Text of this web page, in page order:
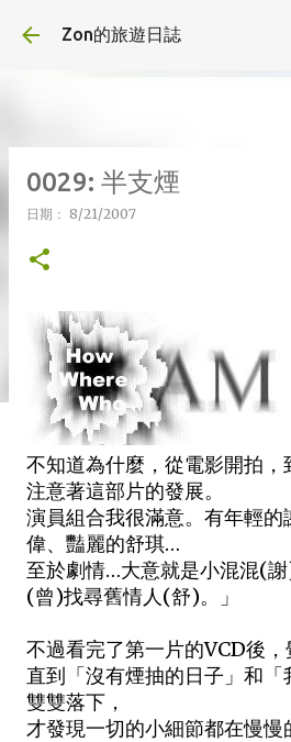
Zon的旅遊日誌
0029: 半支煙
日期： 8/21/2007
不知道為什麼，從電影開拍
注意著這部片的發展。
演員組合我很滿意。有年輕
偉、豔麗的舒琪…
至於劇情…大意就是小混混(
(曾)找尋舊情人(舒)。」
不過看完了第一片的VCD後
直到「沒有煙抽的日子」和
雙雙落下，
才發現一切的小細節都在慢慢